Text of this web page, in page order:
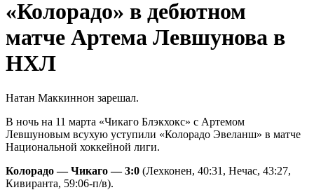
«Колорадо» в дебютном
матче Артема Левшунова в
НХЛ
Натан Маккиннон зарешал.
В ночь на 11 марта «Чикаго Блэкхокс» с Артемом
Левшуновым всухую уступили «Колорадо Эвеланш» в матче
Национальной хоккейной лиги.
Колорадо — Чикаго — 3:0 (Лехконен, 40:31, Нечас, 43:27,
Кивиранта, 59:06-п/в).